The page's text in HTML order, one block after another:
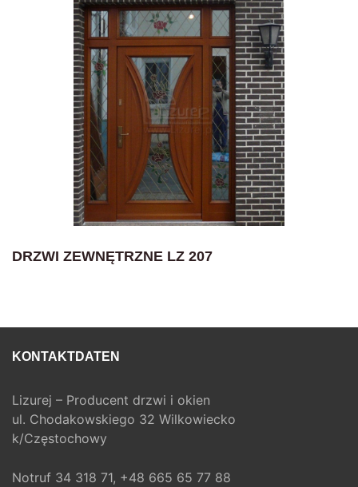
DRZWI ZEWNĘTRZNE LZ 207
KONTAKTDATEN
Lizurej – Producent drzwi i okien
ul. Chodakowskiego 32 Wilkowiecko
k/Częstochowy
Notruf 34 318 71, +48 665 65 77 88